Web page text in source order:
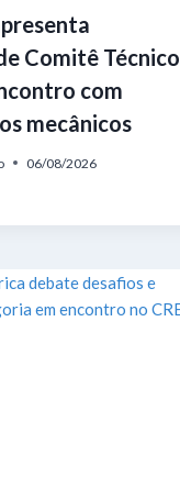
Comitê Técnico
com
mecânicos
06/08/2026